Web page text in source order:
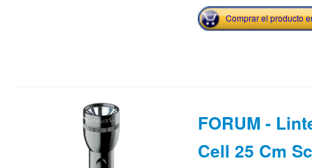
Comprar el producto
FORUM -
Cell 25 Cm